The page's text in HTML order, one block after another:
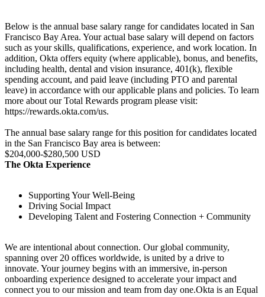
Below is the annual base salary range for candidates located in San
Francisco Bay Area. Your actual base salary will depend on factors
such as your skills, qualifications, experience, and work location. In
addition, Okta offers equity (where applicable), bonus, and benefits,
including health, dental and vision insurance, 401(k), flexible
spending account, and paid leave (including PTO and parental
leave) in accordance with our applicable plans and policies. To learn
more about our Total Rewards program please visit:
https://rewards.okta.com/us.
The annual base salary range for this position for candidates located
in the San Francisco Bay area is between:
$204,000-$280,500 USD
The Okta Experience
Supporting Your Well-Being
Driving Social Impact
Developing Talent and Fostering Connection + Community
We are intentional about connection. Our global community,
spanning over 20 offices worldwide, is united by a drive to
innovate. Your journey begins with an immersive, in-person
onboarding experience designed to accelerate your impact and
connect you to our mission and team from day one.Okta is an Equal